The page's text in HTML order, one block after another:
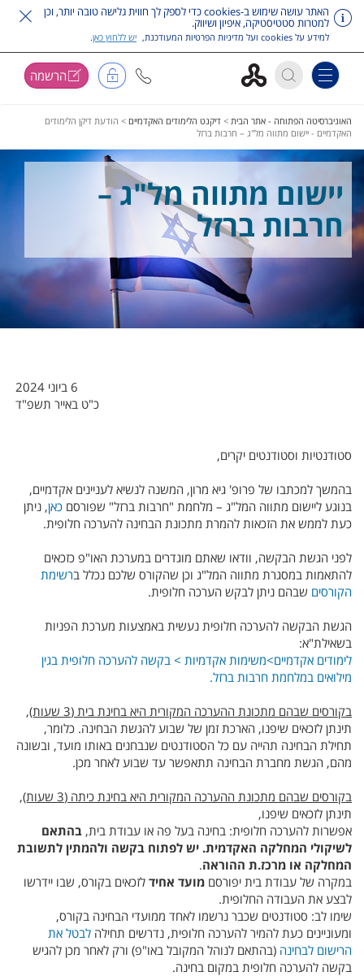
האתר עושה שימוש ב-cookies כדי לספק לך חווית גלישה טובה יותר, וכן
למטרות סטטיסטיקה, איפיון ושיווק.
למידע על cookies ועל מדיניות הפרטיות המעודכנת, יש ללחוץ כאן.
Toggle navigation הרשמה
האוניברסיטה הפתוחה - אתר הבית > דיקנט הלימודים האקדמיים > הודעת דיקן הלימודים
האקדמיים - יישום מתווה מל"ג – חרבות ברזל
יישום מתווה מל"ג –
חרבות ברזל
6 ביוני 2024
כ"ט באייר תשפ"ד
סטודנטיות וסטודנטים יקרים,
בהמשך למכתבו של פרופ' גיא מרון, המשנה לנשיא לעניינים אקדמיים,
בנוגע ליישום מתווה המל"ג – מלחמת "חרבות ברזל" שפורסם כאן, ניתן
כעת לממש את הזכאות להמרת מתכונת הבחינה להערכה חלופית.
לפני הגשת הבקשה, וודאו שאתם מוגדרים במערכת האו"פ כזכאים
להתאמות במסגרת מתווה המל"ג וכן שהקורס שלכם נכלל ברשימת
הקורסים שבהם ניתן לבקש הערכה חלופית.
הגשת הבקשה להערכה חלופית נעשית באמצעות מערכת הפניות
בשאילת"א:
לימודים אקדמיים>משימות אקדמיות > בקשה להערכה חלופית בגין
מילואים במלחמת חרבות ברזל.
בקורסים שבהם מתכונת ההערכה המקורית היא בחינת בית (3 שעות)
,
תינתן לזכאים שיפנו, הארכת זמן של שבוע להגשת הבחינה. כלומר,
תחילת הבחינה תהייה עם כל הסטודנטים שנבחנים באותו מועד, ובשונה
מהם, הגשת מחברת הבחינה תתאפשר עד שבוע לאחר מכן.
בקורסים שבהם מתכונת ההערכה המקורית היא בחינת כיתה (3 שעות)
,
תינתן לזכאים שיפנו,
אפשרות להערכה חלופית: בחינה בעל פה או עבודת בית, בהתאם
לשיקולי המחלקה האקדמית. יש לפתוח בקשה ולהמתין לתשובת
המחלקה או מרכז.ת ההוראה.
במקרה של עבודת בית יפורסם מועד אחיד לזכאים בקורס, שבו יידרשו
לבצע את העבודה החלופית.
שימו לב: סטודנטים שכבר נרשמו לאחד ממועדי הבחינה בקורס,
ומעוניינים כעת להמיר להערכה חלופית, נדרשים תחילה לבטל את
הרישום לבחינה (בהתאם לנוהל המקובל באו"פ) ורק לאחר מכן להגיש
בקשה להערכה חלופית במקום בחינה.